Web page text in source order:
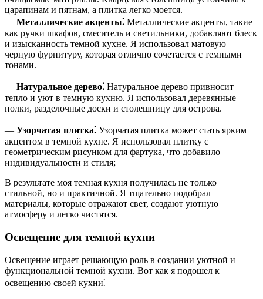
царапинам и пятнам, а плитка легко моется.
— Металлические акценты⁚ Металлические акценты, такие
как ручки шкафов, смеситель и светильники, добавляют блеск
и изысканность темной кухне. Я использовал матовую
черную фурнитуру, которая отлично сочетается с темными
тонами.
— Натуральное дерево⁚ Натуральное дерево привносит
тепло и уют в темную кухню. Я использовал деревянные
полки, разделочные доски и столешницу для острова.
— Узорчатая плитка⁚ Узорчатая плитка может стать ярким
акцентом в темной кухне. Я использовал плитку с
геометрическим рисунком для фартука, что добавило
индивидуальности и стиля;
В результате моя темная кухня получилась не только
стильной, но и практичной. Я тщательно подобрал
материалы, которые отражают свет, создают уютную
атмосферу и легко чистятся.
Освещение для темной кухни
Освещение играет решающую роль в создании уютной и
функциональной темной кухни. Вот как я подошел к
освещению своей кухни⁚